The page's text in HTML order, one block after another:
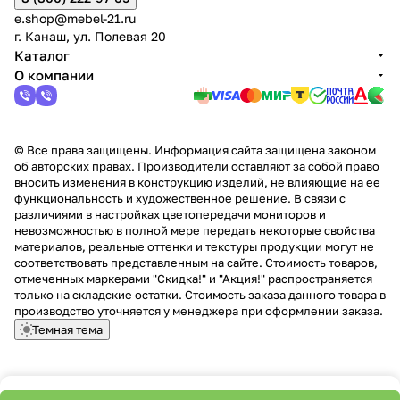
e.shop@mebel-21.ru
г. Канаш, ул. Полевая 20
Каталог
О компании
© Все права защищены. Информация сайта защищена законом
об авторских правах. Производители оставляют за собой право
вносить изменения в конструкцию изделий, не влияющие на ее
функциональность и художественное решение. В связи с
различиями в настройках цветопередачи мониторов и
невозможностью в полной мере передать некоторые свойства
материалов, реальные оттенки и текстуры продукции могут не
соответствовать представленным на сайте. Стоимость товаров,
отмеченных маркерами "Скидка!" и "Акция!" распространяется
только на складские остатки. Стоимость заказа данного товара в
производство уточняется у менеджера при оформлении заказа.
Темная тема